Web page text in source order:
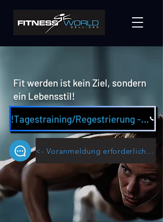
Fit werden ist kein Ziel, sondern
ein Lebensstil!
!Tagestraining/Regestrierung - Appointment request training/registration
<- Voranmeldung erforderlich! Advance registration required!